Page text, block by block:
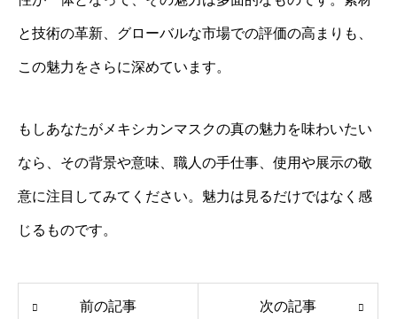
と技術の革新、グローバルな市場での評価の高まりも、
この魅力をさらに深めています。
もしあなたがメキシカンマスクの真の魅力を味わいたい
なら、その背景や意味、職人の手仕事、使用や展示の敬
意に注目してみてください。魅力は見るだけではなく感
じるものです。
前の記事 次の記事